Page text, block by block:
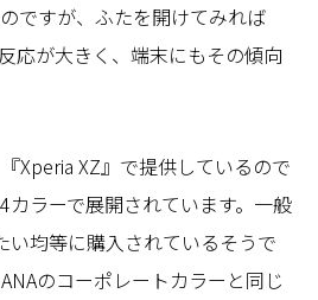
ですが、ふたを開けてみれば
応が大きく、端末にもその傾向
Xperia XZ』で提供しているので
カラーで展開されています。一般
い均等に購入されているそうで
のコーポレートカラーと同じ